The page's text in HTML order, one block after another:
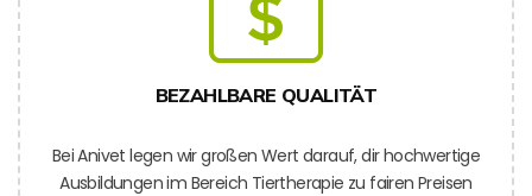
BEZAHLBARE QUALITÄT
Bei Anivet legen wir großen Wert darauf, dir hochwertige
Ausbildungen im Bereich Tiertherapie zu fairen Preisen